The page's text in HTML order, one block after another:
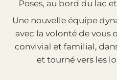
Poses, au bord du lac
Une nouvelle équipe
avec la volonté de vous
convivial et familial,
et tourné vers les